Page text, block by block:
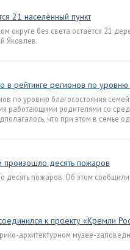
21 населённый пункт
округе без света остаётся 21
Яковлев.
в рейтинге регионов по
по уровню благосостояния
работающими родителями со
что при этом в семье
произошло десять пожаров
пожаров. Об этом
к проекту «Кремли
архитектурном музее-